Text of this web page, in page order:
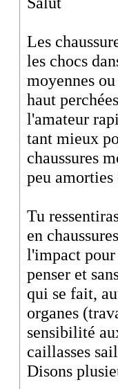
Les
les chocs
moyennes
haut
l'amateur
tant mieux
chaussures
peu amorties
Tu
en
l'impact pour
penser et
qui se fait,
organes
sensibilité
caillasses
Disons